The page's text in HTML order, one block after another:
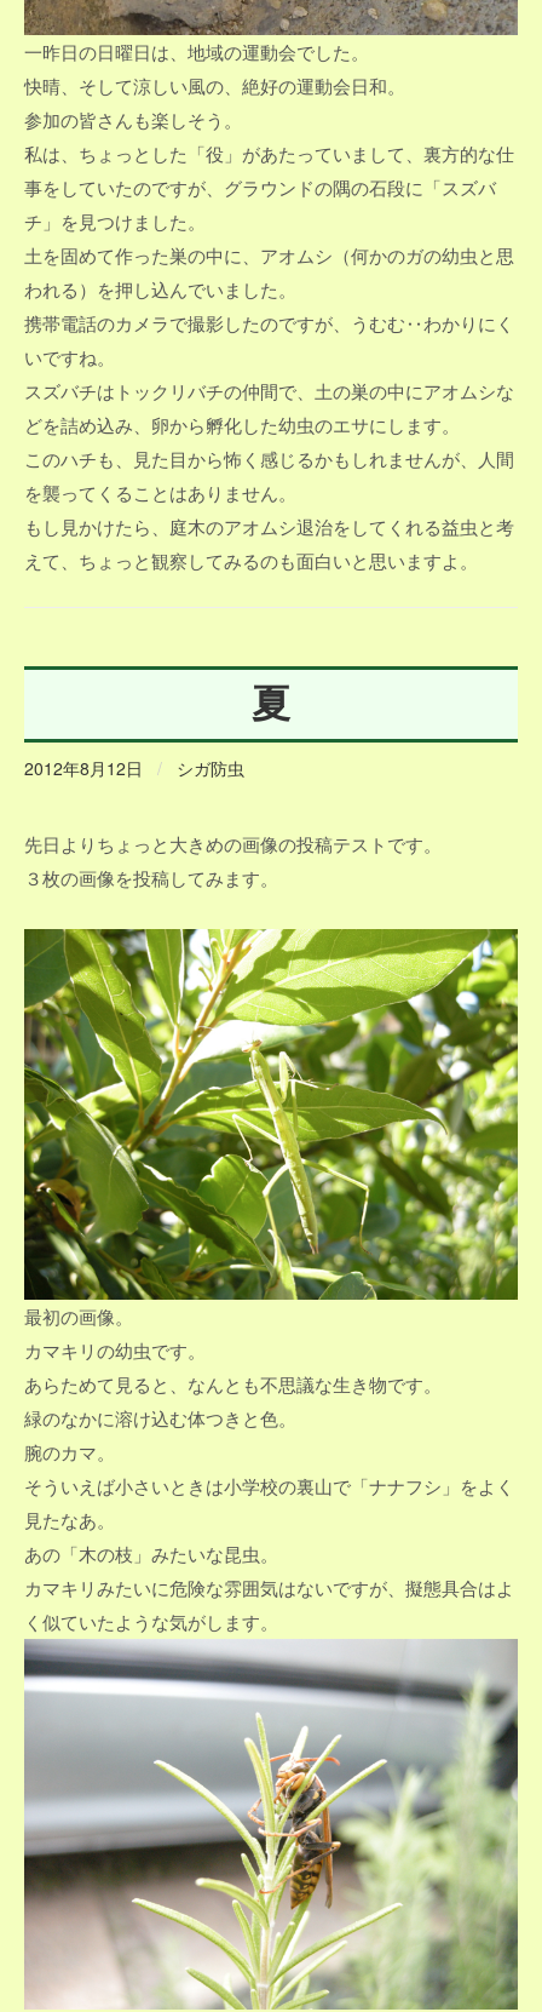
一昨日の日曜日は、地域の運動会でした。
快晴、そして涼しい風の、絶好の運動会日和。
参加の皆さんも楽しそう。
私は、ちょっとした「役」があたっていまして、裏方的な仕
事をしていたのですが、グラウンドの隅の石段に「スズバ
チ」を見つけました。
土を固めて作った巣の中に、アオムシ（何かのガの幼虫と思
われる）を押し込んでいました。
携帯電話のカメラで撮影したのですが、うむむ‥わかりにく
いですね。
スズバチはトックリバチの仲間で、土の巣の中にアオムシな
どを詰め込み、卵から孵化した幼虫のエサにします。
このハチも、見た目から怖く感じるかもしれませんが、人間
を襲ってくることはありません。
もし見かけたら、庭木のアオムシ退治をしてくれる益虫と考
えて、ちょっと観察してみるのも面白いと思いますよ。
夏
2012年8月12日 / シガ防虫
先日よりちょっと大きめの画像の投稿テストです。
３枚の画像を投稿してみます。
最初の画像。
カマキリの幼虫です。
あらためて見ると、なんとも不思議な生き物です。
緑のなかに溶け込む体つきと色。
腕のカマ。
そういえば小さいときは小学校の裏山で「ナナフシ」をよく
見たなあ。
あの「木の枝」みたいな昆虫。
カマキリみたいに危険な雰囲気はないですが、擬態具合はよ
く似ていたような気がします。